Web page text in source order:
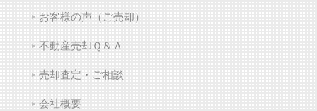
お客様の声（ご売却）
不動産売却Ｑ＆Ａ
売却査定・ご相談
会社概要